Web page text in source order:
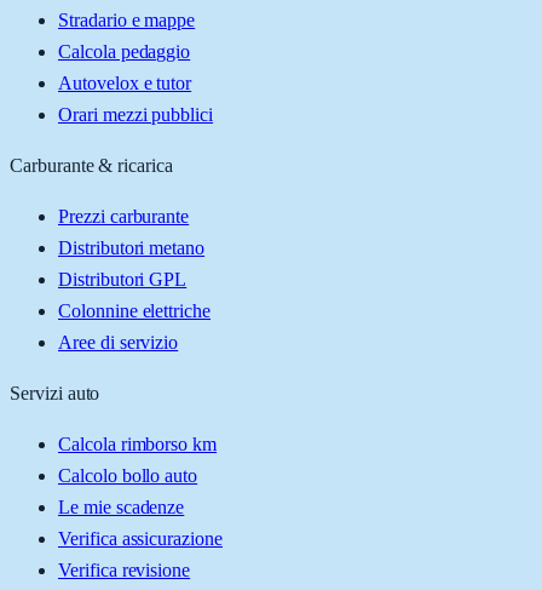
Stradario e mappe
Calcola pedaggio
Autovelox e tutor
Orari mezzi pubblici
Carburante & ricarica
Prezzi carburante
Distributori metano
Distributori GPL
Colonnine elettriche
Aree di servizio
Servizi auto
Calcola rimborso km
Calcolo bollo auto
Le mie scadenze
Verifica assicurazione
Verifica revisione